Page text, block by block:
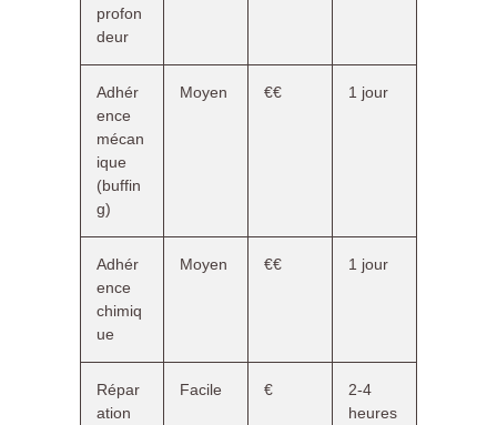
profon
deur
Adhér
ence
mécan
ique
(buffin
g)
Moyen €€ 1 jour
Adhér
ence
chimiq
ue
Moyen €€ 1 jour
Répar
ation
Facile €
2-4
heures